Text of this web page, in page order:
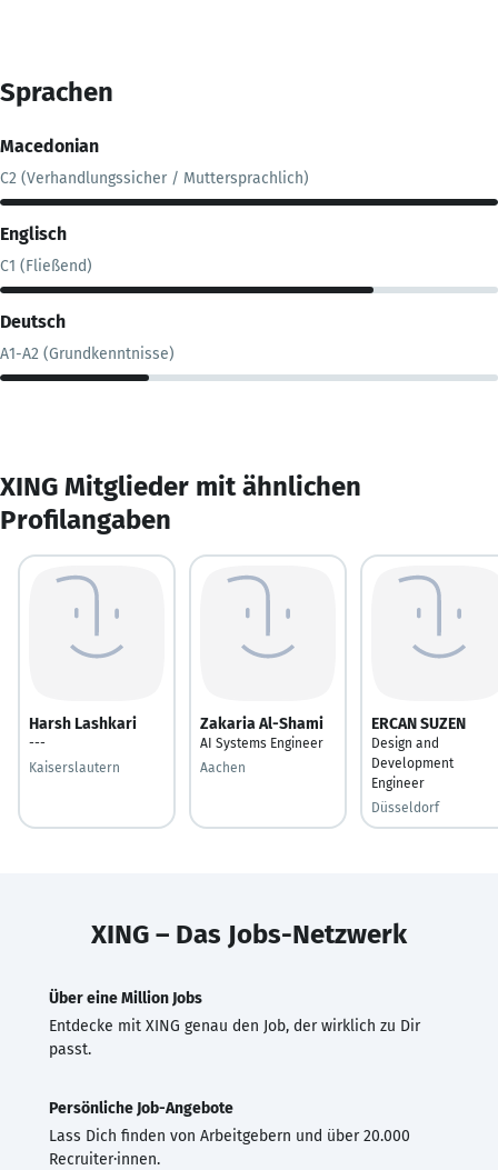
Sprachen
Macedonian
C2 (Verhandlungssicher / Muttersprachlich)
Englisch
C1 (Fließend)
Deutsch
A1-A2 (Grundkenntnisse)
XING Mitglieder mit ähnlichen
Profilangaben
Harsh Lashkari
---
Kaiserslautern
Zakaria Al-Shami
AI Systems Engineer
Aachen
ERCAN SUZEN
Design and
Development
Engineer
Düsseldorf
XING – Das Jobs-Netzwerk
Über eine Million Jobs
Entdecke mit XING genau den Job, der wirklich zu Dir
passt.
Persönliche Job-Angebote
Lass Dich finden von Arbeitgebern und über 20.000
Recruiter·innen.